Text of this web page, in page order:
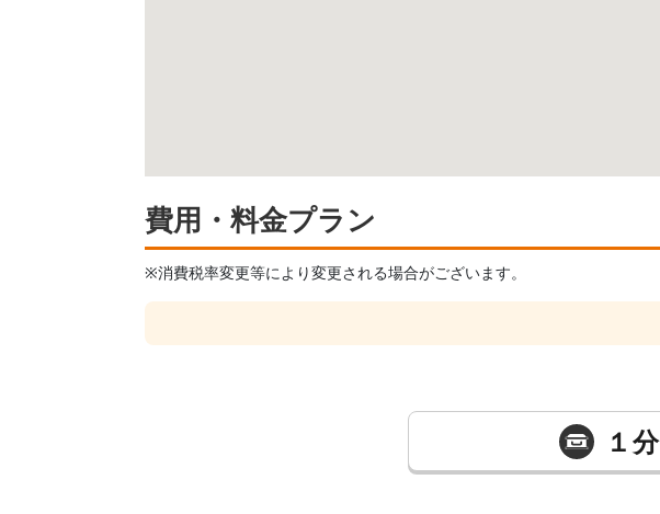
費用・料金プラン
※消費税率変更等により変更される場合がございます。
１